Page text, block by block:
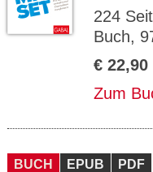
224
Buch,
€ 22,90
Zum
BUCH EPUB PDF